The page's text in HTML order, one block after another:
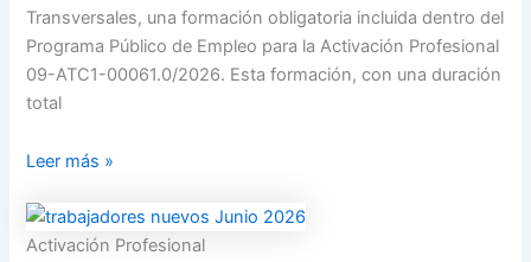
Transversales, una formación obligatoria incluida dentro del
Programa Público de Empleo para la Activación Profesional
09-ATC1-00061.0/2026. Esta formación, con una duración
total
Leer más »
Activación Profesional